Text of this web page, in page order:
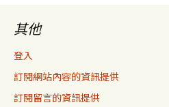
其他
登入
訂閱網站內容的資訊提供
訂閱留言的資訊提供